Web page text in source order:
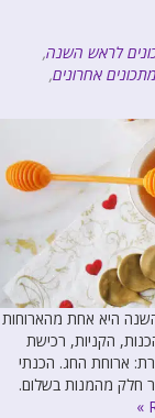
לראש השנה,
מתכונים אחרונים,
השנה היא אחת מהארוחות
הקניות, רכישת
ארוחת החג. הכנתי
חלק מהמנות בשלום.